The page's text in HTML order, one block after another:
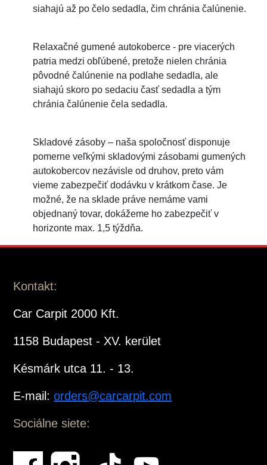
siahajú až po čelo sedadla, čim chránia čalúnenie.
Relaxačné gumené autokoberce - pre viacerých
patria medzi obľúbené, pretože nielen chránia
pôvodné čalúnenie na podlahe sedadla, ale
siahajú skoro po sedaciu časť sedadla a tým
chránia čalúnenie čela sedadla.
Skladové zásoby – naša spoločnosť disponuje
pomerne veľkými skladovými zásobami gumených
autokobercov nezávisle od druhov, preto vám
vieme zabezpečiť dodávku v krátkom čase. Je
možné, že na sklade práve nemáme vami
objednaný tovar, dokážeme ho zabezpečiť v
horizonte max. 1,5 týždňa.
Kontakt:
Car Carpit 2000 Kft.
1158 Budapest - XV. kerület
Késmárk utca 11. - 13.
E-mail:orders@carcarpit.com
Sociálne siete: